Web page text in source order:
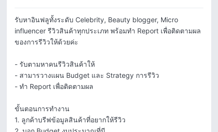
รับหาอินฟลูทั้งระดับ Celebrity, Beauty blogger, Micro
influencer รีวิวสินค้าทุกประเภท พร้อมทำ Report เพื่อติดตามผล
ของการรีวิวให้ด้วยค่ะ
- รับตามหาคนรีวิวสินค้าให้
- สามารวางแผน Budget และ Strategy การรีวิว
- ทำ Report เพื่อติดตามผล
ขั้นตอนการทำงาน
1. ลูกค้าบรีฟข้อมูลสินค้าที่อยากให้รีวิว